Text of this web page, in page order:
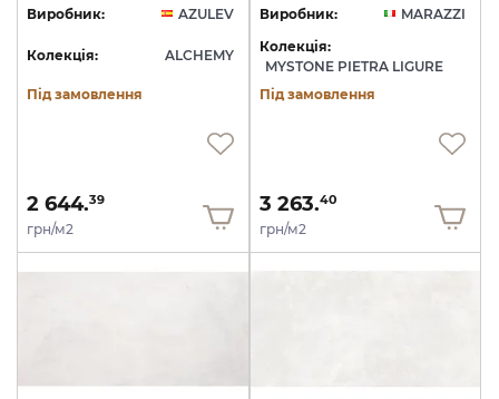
Виробник: AZULEV
Колекція: ALCHEMY
Під замовлення
2 644.39
грн/м2
Виробник:
MARAZZI
Колекція:
MYSTONE PIETRA LIGURE
Під замовлення
3 263.40
грн/м2